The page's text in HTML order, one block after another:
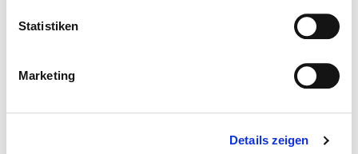
Statistiken
Marketing
Details zeigen